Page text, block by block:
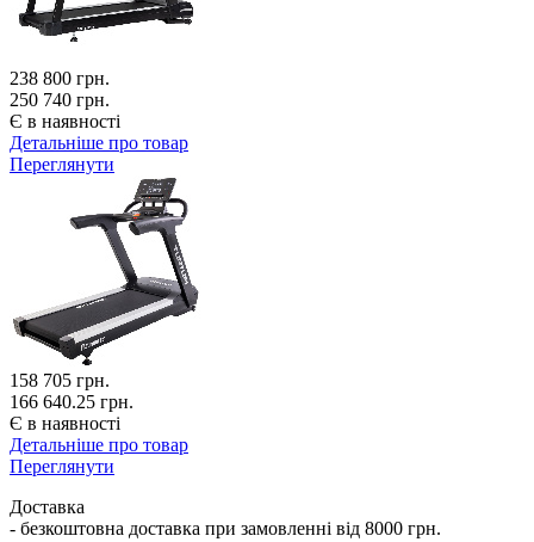
238 800 грн.
250 740 грн.
Є в наявності
Детальніше про товар
Переглянути
158 705 грн.
166 640.25 грн.
Є в наявності
Детальніше про товар
Переглянути
Доставка
- безкоштовна доставка при замовленні від 8000 грн.